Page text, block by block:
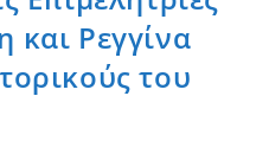
και Ρεγγίνα
του